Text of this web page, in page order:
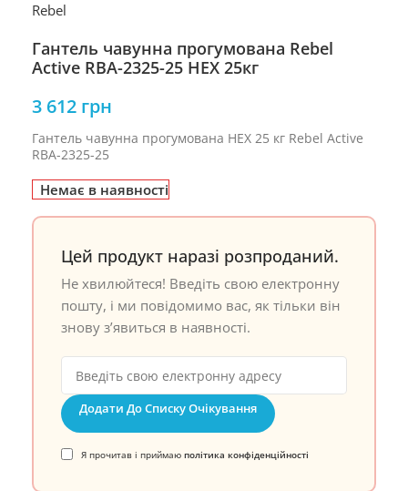
Rebel
Гантель чавунна прогумована Rebel
Active RBA-2325-25 HEX 25кг
3 612 грн
Гантель чавунна прогумована HEX 25 кг Rebel Active
RBA-2325-25
Немає в наявності
Цей продукт наразі розпроданий.
Не хвилюйтеся! Введіть свою електронну
пошту, і ми повідомимо вас, як тільки він
знову з’явиться в наявності.
Додати До Списку Очікування
Я прочитав і приймаю політика конфіденційності